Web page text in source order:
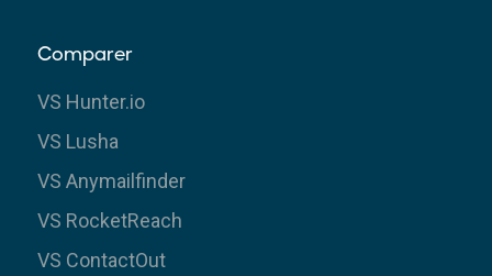
Comparer
VS Hunter.io
VS Lusha
VS Anymailfinder
VS RocketReach
VS ContactOut